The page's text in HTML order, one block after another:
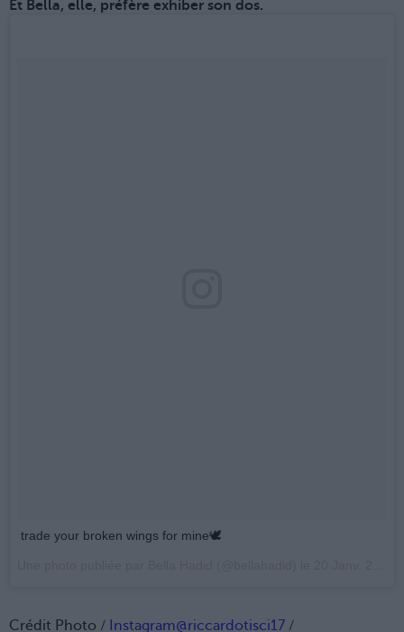
Et Bella, elle, préfère exhiber son dos.
trade your broken wings for mine🕊
Crédit Photo / Instagram@riccardotisci17 /